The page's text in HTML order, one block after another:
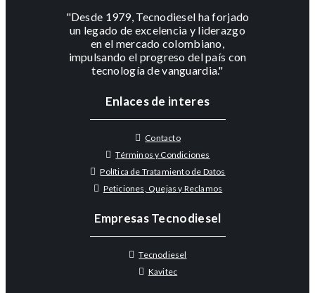
"Desde 1979, Tecnodiesel ha forjado
un legado de excelencia y liderazgo
en el mercado colombiano,
impulsando el progreso del país con
tecnología de vanguardia."
Enlaces de interes
Contacto
Términos y Condiciones
Política de Tratamiento de Datos
Peticiones, Quejas y Reclamos
Empresas Tecnodiesel
Tecnodiesel
Kavitec